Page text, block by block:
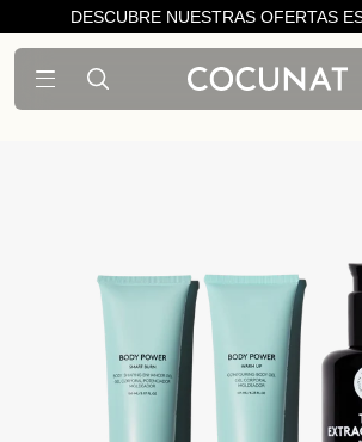
DESCUBRE NUESTRAS OFERTAS